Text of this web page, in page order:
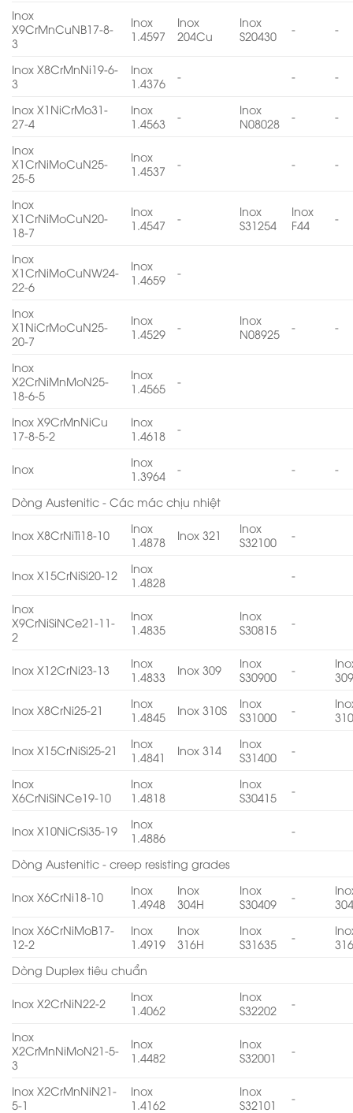
Inox
X9CrMnCuNB17-8-
3
Inox
1.4597
Inox
204Cu
Inox
S20430
- -
Inox X8CrMnNi19-6-
3
Inox
1.4376
- - -
Inox X1NiCrMo31-
27-4
Inox
1.4563
-
Inox
N08028
- -
Inox
X1CrNiMoCuN25-
25-5
Inox
1.4537
- - -
Inox
X1CrNiMoCuN20-
18-7
Inox
1.4547
-
Inox
S31254
Inox
F44
-
Inox
X1CrNiMoCuNW24-
22-6
Inox
1.4659
-
Inox
X1NiCrMoCuN25-
20-7
Inox
1.4529
-
Inox
N08925
- -
Inox
X2CrNiMnMoN25-
18-6-5
Inox
1.4565
-
Inox X9CrMnNiCu
17-8-5-2
Inox
1.4618
-
Inox
Inox
1.3964
- - -
Dòng Austenitic - Các mác chịu nhiệt
Inox X8CrNiTi18-10
Inox
1.4878
Inox 321
Inox
S32100
-
Inox X15CrNiSi20-12
Inox
1.4828
-
Inox
X9CrNiSiNCe21-11-
2
Inox
1.4835
Inox
S30815
-
Inox X12CrNi23-13
Inox
1.4833
Inox 309
Inox
S30900
-
Inox X8CrNi25-21
Inox
1.4845
Inox 310S
Inox
S31000
-
Inox X15CrNiSi25-21
Inox
1.4841
Inox 314
Inox
S31400
-
Inox
X6CrNiSiNCe19-10
Inox
1.4818
Inox
S30415
-
Inox X10NiCrSi35-19
Inox
1.4886
-
Dòng Austenitic - creep resisting grades
Inox X6CrNi18-10
Inox
1.4948
Inox
304H
Inox
S30409
-
Inox X6CrNiMoB17-
12-2
Inox
1.4919
Inox
316H
Inox
S31635
-
Dòng Duplex tiêu chuẩn
Inox X2CrNiN22-2
Inox
1.4062
Inox
S32202
-
Inox
X2CrMnNiMoN21-5-
3
Inox
1.4482
Inox
S32001
-
Inox X2CrMnNiN21-
5-1
Inox
1.4162
Inox
S32101
-